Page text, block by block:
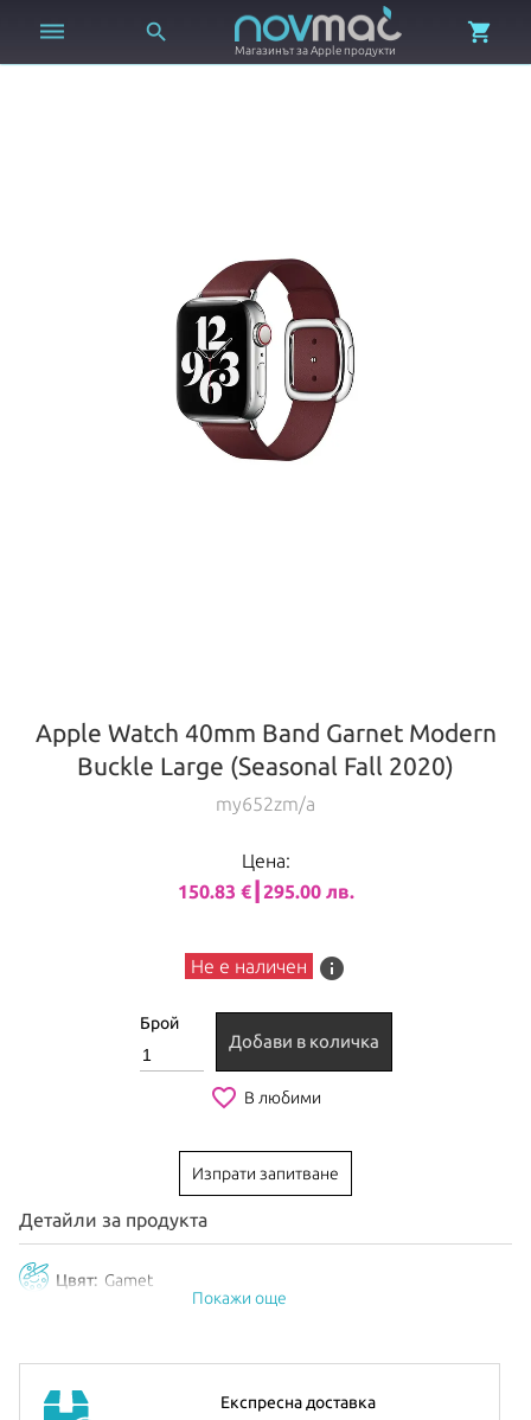
 
Магазинът за Apple продукти

Apple Watch 40mm Band Garnet Modern
Buckle Large (Seasonal Fall 2020)
my652zm/a
Цена:
150.83 €┃295.00 лв.
Не е наличен info
Брой
Добави в количка
favorite_border В любими
Изпрати запитване
Детайли за продукта
Цвят: Gamet
Покажи още
Експресна доставка